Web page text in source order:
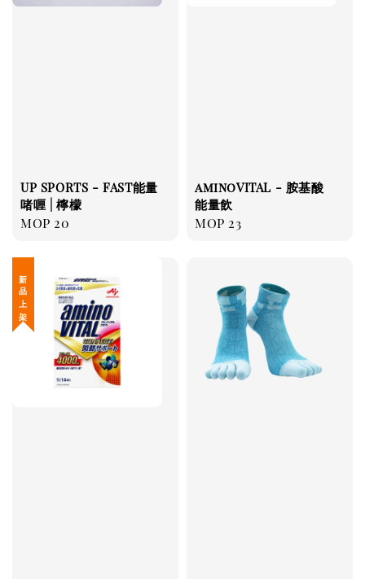
UP SPORTS - FAST能量
啫喱 | 檸檬
Regular
MOP 20
aminoVITAL - 胺基酸
能量飲
Regular
MOP 23
新 品 上 架